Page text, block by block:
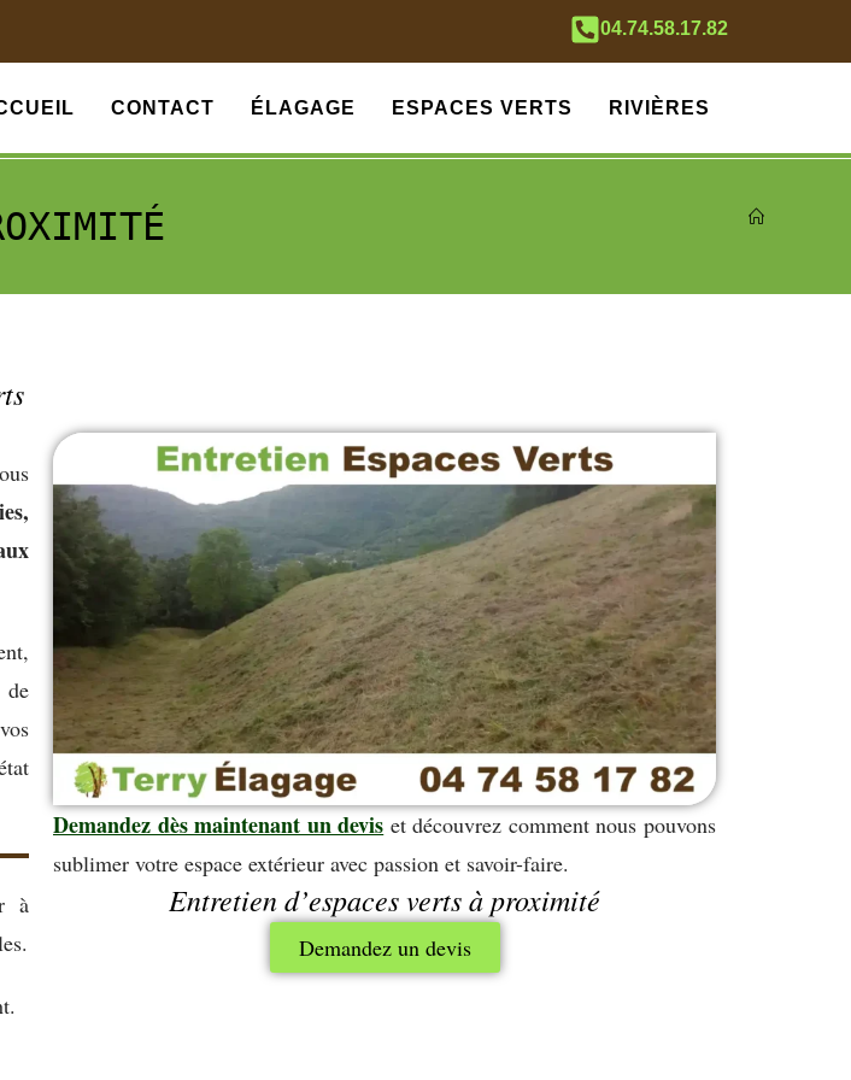
04.74.58.17.82
CONTACT ÉLAGAGE ESPACES VERTS RIVIÈRES
de
à
Demandez dès maintenant un devis et découvrez comment nous pouvons
sublimer votre espace extérieur avec passion et savoir-faire.
Entretien d’espaces verts à proximité
Demandez un devis